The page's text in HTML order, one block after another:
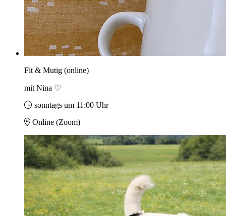
Fit & Mutig (online)
mit Nina ♡
sonntags um 11:00 Uhr
Online (Zoom)